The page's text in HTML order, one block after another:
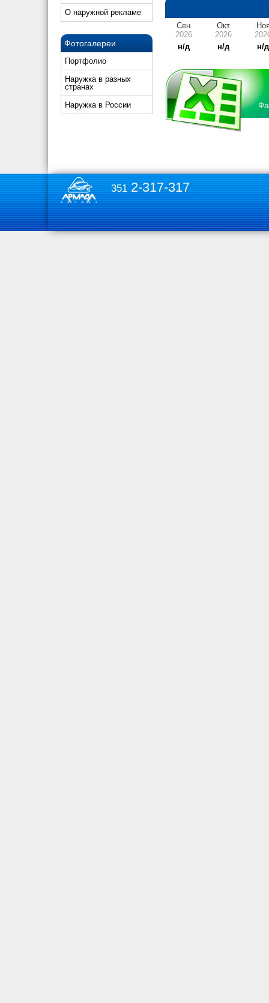
О наружной рекламе
Фотогалереи
Портфолио
Наружка в разных
странах
Наружка в России
Сен
2026
н/д
Окт
2026
н/д
н/д
3512-317-317